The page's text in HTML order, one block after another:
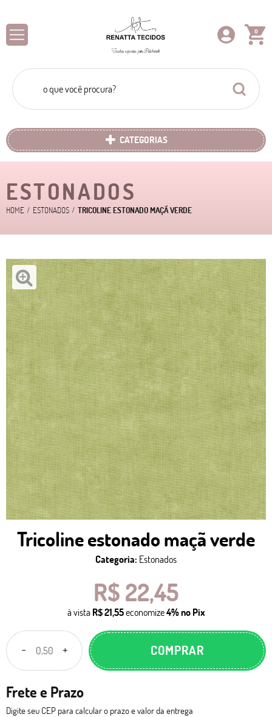
0
CATEGORIAS
ESTONADOS
HOME ESTONADOS TRICOLINE ESTONADO MAÇÃ VERDE
Tricoline estonado maçã verde
Categoria: Estonados
R$ 22,45
à vista R$ 21,55economize4%no Pix
COMPRAR
Frete e Prazo
Digite seu CEP para calcular o prazo e valor da entrega